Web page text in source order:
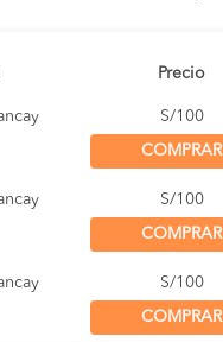
Precio
S/100
COMPRAR
S/100
COMPRAR
S/100
COMPRAR